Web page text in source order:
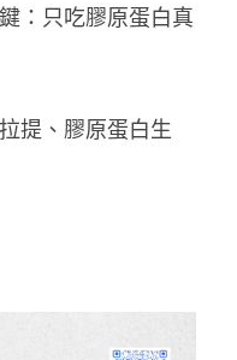
：只吃膠原蛋白真
提、膠原蛋白生